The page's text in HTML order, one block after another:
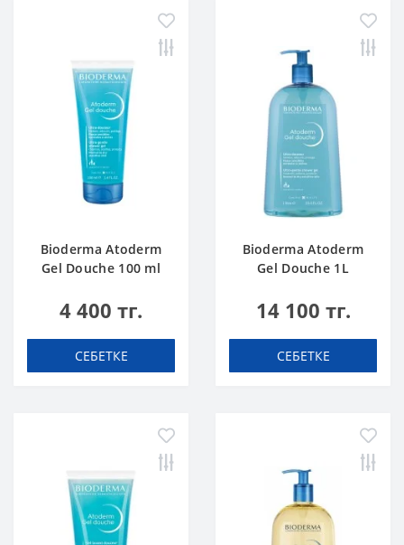
Bioderma Atoderm
Gel Douche 100 ml
4 400 тг.
СЕБЕТКЕ
Bioderma Atoderm
Gel Douche 1L
14 100 тг.
СЕБЕТКЕ